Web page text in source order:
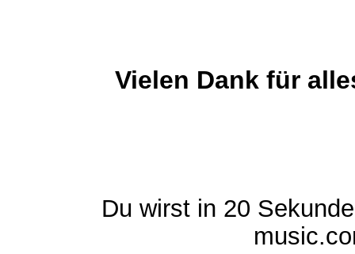
Vielen Dank für
Du wirst in 20